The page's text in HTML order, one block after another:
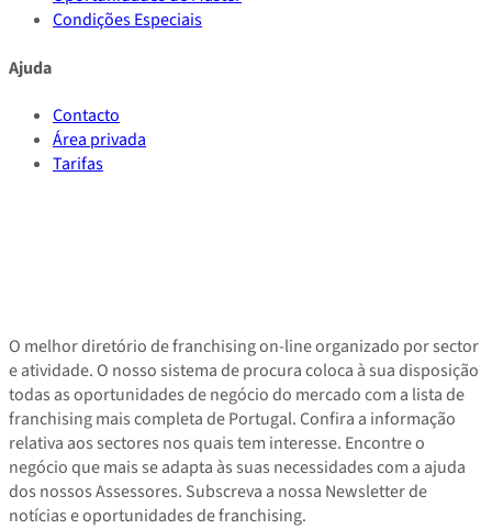
Condições Especiais
Ajuda
Contacto
Área privada
Tarifas
O melhor diretório de franchising on-line organizado por sector
e atividade. O nosso sistema de procura coloca à sua disposição
todas as oportunidades de negócio do mercado com a lista de
franchising mais completa de Portugal. Confira a informação
relativa aos sectores nos quais tem interesse. Encontre o
negócio que mais se adapta às suas necessidades com a ajuda
dos nossos Assessores. Subscreva a nossa Newsletter de
notícias e oportunidades de franchising.